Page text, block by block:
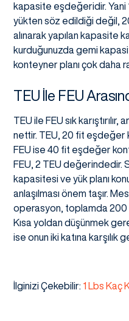
kapasite eşdeğeridir. Yani
yükten söz edildiği değil,
alınarak yapılan kapasite
kurduğunuzda gemi
konteyner planı çok daha
TEU İle FEU
TEU ile FEU sık
nettir. TEU, 20 fit eşdeğer
FEU ise 40 fit eşdeğer
FEU, 2 TEU
kapasitesi ve yük planı
anlaşılması önem taşır.
operasyon, toplamda 200
Kısa yoldan düşünmek
ise onun iki katına karşılık
İlginizi Çekebilir: 1 Lbs Kaç